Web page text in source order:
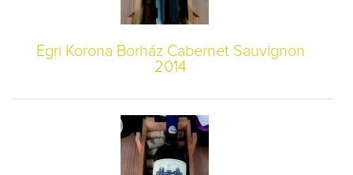
Egri Korona Borház Cabernet Sauvignon
2014